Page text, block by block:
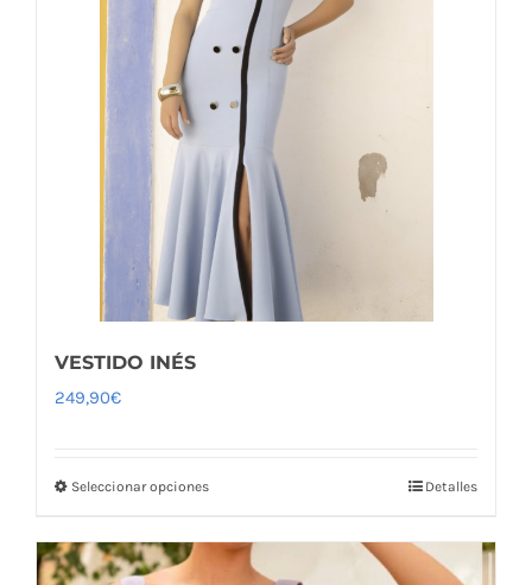
VESTIDO INÉS
249,90€
Seleccionar opciones Detalles